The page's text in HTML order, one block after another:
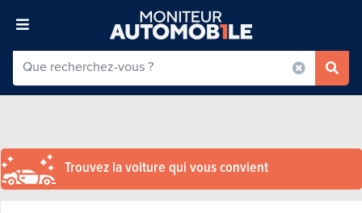
Trouvez la voiture qui vous convient